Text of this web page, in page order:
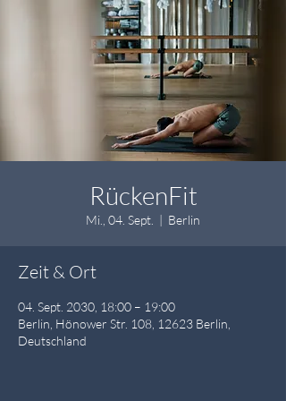
RückenFit
Mi., 04. Sept.
  |
Berlin
Zeit & Ort
04. Sept. 2030, 18:00 – 19:00
Berlin, Hönower Str. 108, 12623 Berlin,
Deutschland